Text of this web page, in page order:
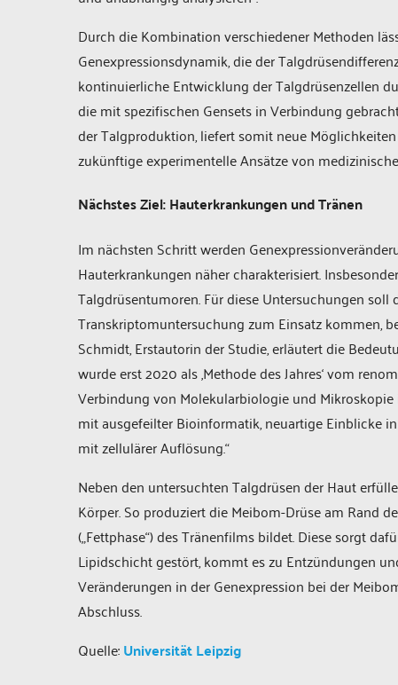
Durch die Kombination verschiedener Methoden
Genexpressionsdynamik, die der
kontinuierliche Entwicklung der Talgdrüsenzellen
die mit spezifischen Gensets in Verbindung
der Talgproduktion, liefert somit neue
zukünftige experimentelle Ansätze von
Nächstes Ziel: Hauterkrankungen und Tränen
Im nächsten Schritt werden
Hauterkrankungen näher charakterisiert.
Talgdrüsentumoren. Für diese Untersuchungen
Transkriptomuntersuchung zum Einsatz kommen,
Schmidt, Erstautorin der Studie, erläutert die
wurde erst 2020 als ‚Methode des Jahres‘ vom
Verbindung von Molekularbiologie und
mit ausgefeilter Bioinformatik, neuartige Einblicke
mit zellulärer Auflösung.“
Neben den untersuchten Talgdrüsen der Haut
Körper. So produziert die Meibom-Drüse am Rand
(„Fettphase“) des Tränenfilms bildet. Diese sorgt
Lipidschicht gestört, kommt es zu Entzündungen
Veränderungen in der Genexpression bei der
Abschluss.
Quelle:Universität Leipzig